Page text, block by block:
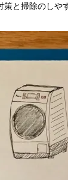
策と掃除のしや